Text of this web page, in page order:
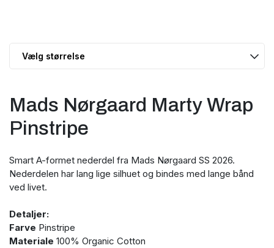
Mads Nørgaard Marty Wrap
Pinstripe
Smart A-formet nederdel fra Mads Nørgaard SS 2026.
Nederdelen har lang lige silhuet og bindes med lange bånd
ved livet.
Detaljer:
Farve Pinstripe
Materiale 100% Organic Cotton